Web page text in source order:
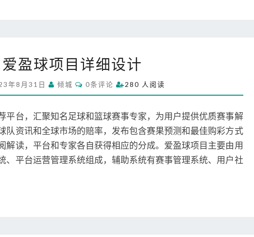
盈
项
详
细
设
计
爱盈球项目详细设计
年8月31日 倾城
C
O
M
E
N
T
S
0条评论 280 人阅读
平台，汇聚知名足球和篮球赛事专家，为用户提供优质赛事解
队资讯和全球市场的赔率，发布包含赛果预测和最佳购彩方式
解读，平台和专家各自获得相应的分成。爱盈球项目主要由用
、平台运营管理系统组成，辅助系统有赛事管理系统、用户社